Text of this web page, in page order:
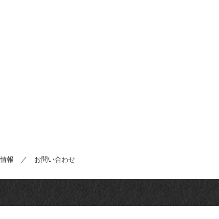
報 ／ お問い合わせ